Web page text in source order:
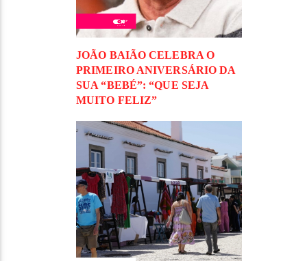
JOÃO BAIÃO CELEBRA O
PRIMEIRO ANIVERSÁRIO DA
SUA “BEBÉ”: “QUE SEJA
MUITO FELIZ”